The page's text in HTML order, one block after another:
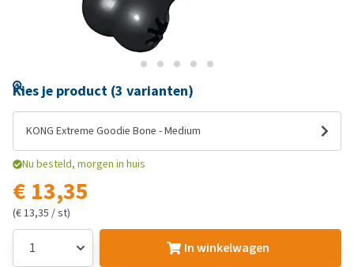
Kies je product (3 varianten)
KONG Extreme Goodie Bone - Medium
Nu besteld, morgen in huis
€ 13,35
(€ 13,35 / st)
In winkelwagen